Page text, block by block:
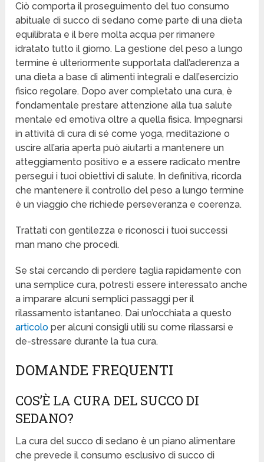
Ciò comporta il proseguimento del tuo consumo
abituale di succo di sedano come parte di una dieta
equilibrata e il bere molta acqua per rimanere
idratato tutto il giorno. La gestione del peso a lungo
termine è ulteriormente supportata dall’aderenza a
una dieta a base di alimenti integrali e dall’esercizio
fisico regolare. Dopo aver completato una cura, è
fondamentale prestare attenzione alla tua salute
mentale ed emotiva oltre a quella fisica. Impegnarsi
in attività di cura di sé come yoga, meditazione o
uscire all’aria aperta può aiutarti a mantenere un
atteggiamento positivo e a essere radicato mentre
persegui i tuoi obiettivi di salute. In definitiva, ricorda
che mantenere il controllo del peso a lungo termine
è un viaggio che richiede perseveranza e coerenza.
Trattati con gentilezza e riconosci i tuoi successi
man mano che procedi.
Se stai cercando di perdere taglia rapidamente con
una semplice cura, potresti essere interessato anche
a imparare alcuni semplici passaggi per il
rilassamento istantaneo. Dai un’occhiata a questo
articolo per alcuni consigli utili su come rilassarsi e
de-stressare durante la tua cura.
DOMANDE FREQUENTI
COS’È LA CURA DEL SUCCO DI
SEDANO?
La cura del succo di sedano è un piano alimentare
che prevede il consumo esclusivo di succo di